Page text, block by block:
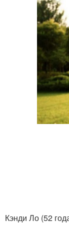
Кэнди Ло (52